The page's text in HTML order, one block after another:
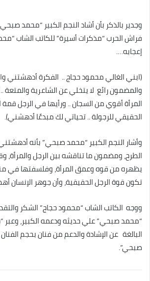
وجدير بالذكر بأن أشاد النجم الكبير “محمد
فراش الحرب “مذكرات أسيرة” للكاتب الشاب
إعجابه….
(ابني الغالي محمود حجاج .. الفكرة أدهشتني
والمضمون رائع لا يتخلي عن الشاعرية والمتعة ..
المرأة أقوي من السجان .. ورأيها في الرجل
الحقيقي للرجولة .. تحياتي لك مبدعًا أدهشني).
وأشار النجم الكبير “محمد صبحي” بأنه
الطرح، ومضمون ما تناقشه بين الرجل والمرأة،
يظهره من قوه وعمق المرأة، وفلسفتها في
تكون قوة الرجل الحقيقية، وأن جوهر الإنسان
ووجه الكاتب الشاب “محمود حجاج” الشكر
“محمد صبحي” علي حديثه ودعمه الكبير، وعبر
البالغة عن الإشادة والدعم من فنان بحجم
صبحي”.